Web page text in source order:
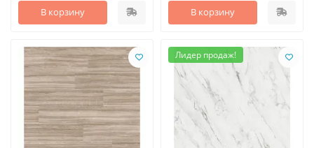
В корзину В корзину
Лидер продаж!